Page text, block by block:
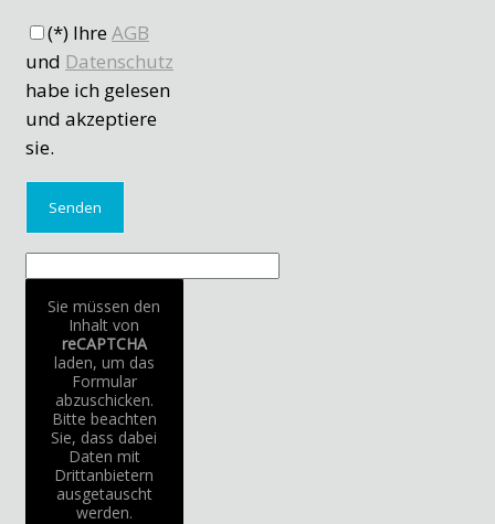
(*) IhreAGB
und Datenschutz
habe ich gelesen
und akzeptiere
sie.
Sie müssen den
Inhalt von
reCAPTCHA
laden, um das
Formular
abzuschicken.
Bitte beachten
Sie, dass dabei
Daten mit
Drittanbietern
ausgetauscht
werden.